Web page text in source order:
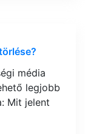
média
legjobb
Mit jelent